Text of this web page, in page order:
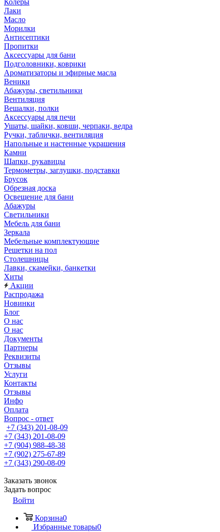
Колеры
Лаки
Масло
Морилки
Антисептики
Пропитки
Аксессуары для бани
Подголовники, коврики
Ароматизаторы и эфирные масла
Веники
Абажуры, светильники
Вентиляция
Вешалки, полки
Аксессуары для печи
Ушаты, шайки, ковши, черпаки, ведра
Ручки, таблички, вентиляция
Напольные и настенные украшения
Камни
Шапки, рукавицы
Термометры, заглушки, подставки
Брусок
Обрезная доска
Освещение для бани
Абажуры
Светильники
Мебель для бани
Зеркала
Мебельные комплектующие
Решетки на пол
Столешницы
Лавки, скамейки, банкетки
Хиты
Акции
Распродажа
Новинки
Блог
О нас
О нас
Документы
Партнеры
Реквизиты
Отзывы
Услуги
Контакты
Отзывы
Инфо
Оплата
Вопрос - ответ
+7 (343) 201-08-09
+7 (343) 201-08-09
+7 (904) 988-48-38
+7 (902) 275-67-89
+7 (343) 290-08-09
Заказать звонок
Задать вопрос
Войти
Корзина0
Избранные товары0